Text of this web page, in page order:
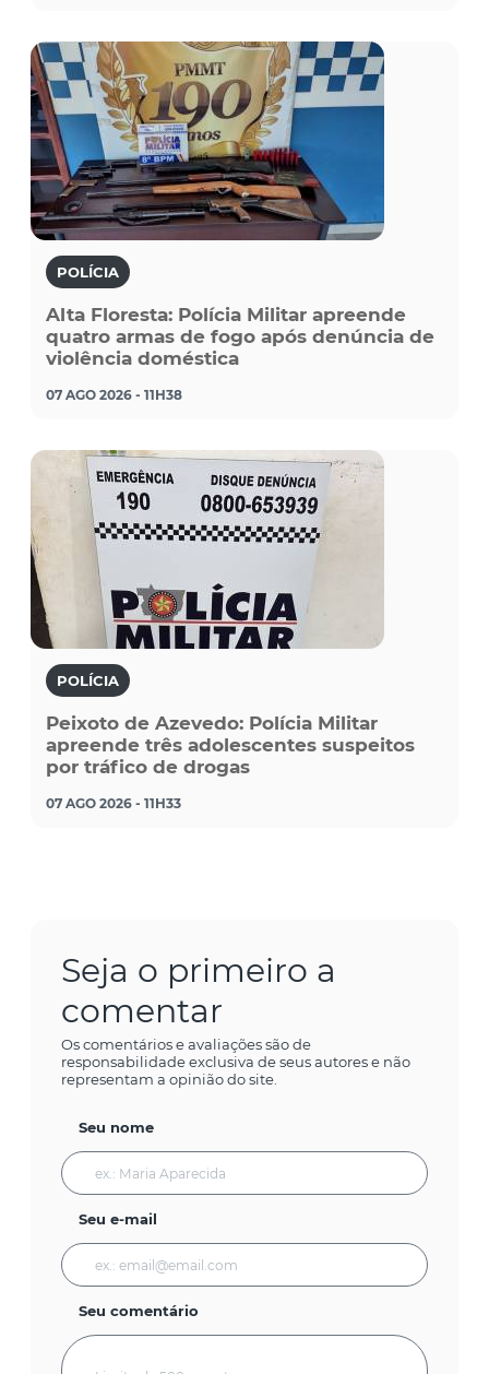
POLÍCIA
Alta Floresta: Polícia Militar apreende
quatro armas de fogo após denúncia de
violência doméstica
07 AGO 2026 - 11H38
POLÍCIA
Peixoto de Azevedo: Polícia Militar
apreende três adolescentes suspeitos
por tráfico de drogas
07 AGO 2026 - 11H33
Seja o primeiro a
comentar
Os comentários e avaliações são de
responsabilidade exclusiva de seus autores e não
representam a opinião do site.
Seu nome
Seu e-mail
Seu comentário